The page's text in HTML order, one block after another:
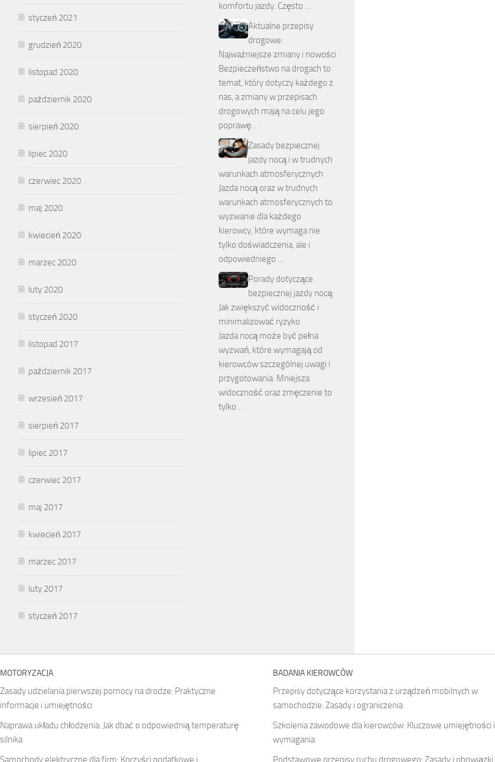
styczeń 2021
grudzień 2020
listopad 2020
październik 2020
sierpień 2020
lipiec 2020
czerwiec 2020
maj 2020
kwiecień 2020
marzec 2020
luty 2020
styczeń 2020
listopad 2017
październik 2017
wrzesień 2017
sierpień 2017
lipiec 2017
czerwiec 2017
maj 2017
kwiecień 2017
marzec 2017
luty 2017
styczeń 2017
komfortu jazdy. Często …
Aktualne przepisy
drogowe:
Najważniejsze zmiany i nowości
Bezpieczeństwo na drogach to
temat, który dotyczy każdego z
nas, a zmiany w przepisach
drogowych mają na celu jego
poprawę. …
Zasady bezpiecznej
jazdy nocą i w trudnych
warunkach atmosferycznych
Jazda nocą oraz w trudnych
warunkach atmosferycznych to
wyzwanie dla każdego
kierowcy, które wymaga nie
tylko doświadczenia, ale i
odpowiedniego …
Porady dotyczące
bezpiecznej jazdy nocą:
Jak zwiększyć widoczność i
minimalizować ryzyko
Jazda nocą może być pełna
wyzwań, które wymagają od
kierowców szczególnej uwagi i
przygotowania. Mniejsza
widoczność oraz zmęczenie to
tylko …
MOTORYZACJA
Zasady udzielania pierwszej pomocy na drodze: Praktyczne
informacje i umiejętności
Naprawa układu chłodzenia: Jak dbać o odpowiednią temperaturę
silnika
Samochody elektryczne dla firm: Korzyści podatkowe i
BADANIA KIEROWCÓW
Przepisy dotyczące korzystania z urządzeń mobilnych w
samochodzie: Zasady i ograniczenia
Szkolenia zawodowe dla kierowców: Kluczowe umiejętności i
wymagania
Podstawowe przepisy ruchu drogowego: Zasady i obowiązki